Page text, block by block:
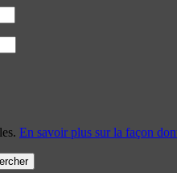
En savoir plus sur la façon